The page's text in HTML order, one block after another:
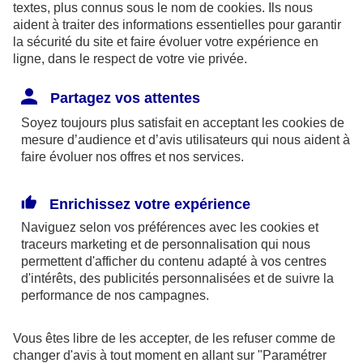
sont de 1,875 % du bénéfice imposable limité à 8
fois le PASS ou si plus favorable, 2,5 % du PASS.
Madelin,
(sauf quelques cas exceptionnels) et la sortie se fait
obligatoirementen rente(sauf exceptions).
En outre, à la retraite, la rente perçue chaque
année, sera imposable dans la catégorie des
pensions. Elle supporte également des
prélèvements sociaux aux taux en vigueur au jour
textes, plus connus sous le nom de cookies. Ils nous
aident à traiter des informations essentielles pour garantir
la sécurité du site et faire évoluer votre expérience en
ligne, dans le respect de votre vie privée.
Partagez vos attentes
Soyez toujours plus satisfait en acceptant les cookies de
mesure d’audience et d’avis utilisateurs qui nous aident à
faire évoluer nos offres et nos services.
Enrichissez votre expérience
Naviguez selon vos préférences avec les cookies et
traceurs marketing et de personnalisation qui nous
permettent d'afficher du contenu adapté à vos centres
d'intérêts, des publicités personnalisées et de suivre la
performance de nos campagnes.
Vous êtes libre de les accepter, de les refuser comme de
changer d'avis à tout moment en allant sur "Paramétrer